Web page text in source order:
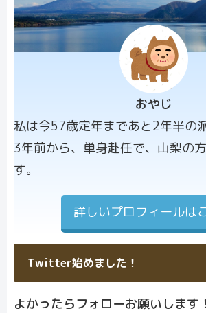
プロフィー
ル画像
おやじ
私は今57歳定年まであと2年半の
3年前から、単身赴任で、山梨の
す。
詳しいプロフィールは
Twitter始めました！
よかったらフォローお願いします！